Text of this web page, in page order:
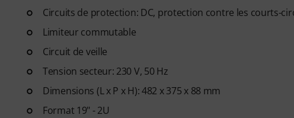
Circuits de protection: DC, protection contre les courts-
Limiteur commutable
Circuit de veille
Tension secteur: 230 V, 50 Hz
Dimensions (L x P x H): 482 x 375 x 88 mm
Format 19" - 2U